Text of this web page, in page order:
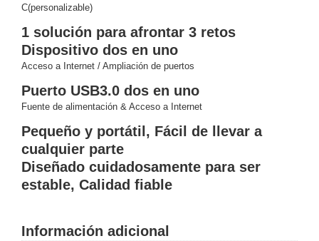
HDMI
Cámaras
IP y NVRs
Ambientes
Salinos
(Anticorrosión) AntiexplosiónBala
y
de
VideoCuboDomo
/ Eyeball /
TurretFisheye
Hemisféricas
Lente
C(personalizable)
1 solución para afrontar 3 retos
Dispositivo dos en uno
Acceso a Internet / Ampliación de puertos
Puerto USB3.0 dos en uno
Fuente de alimentación & Acceso a Internet
Pequeño y portátil, Fácil de llevar a
cualquier parte
Diseñado cuidadosamente para ser
estable, Calidad fiable
Información adicional